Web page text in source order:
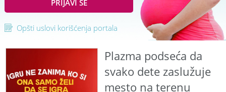
PRIJAVI SE
Opšti uslovi korišćenja portala
Plazma podseća da
svako dete zaslužuje
mesto na terenu